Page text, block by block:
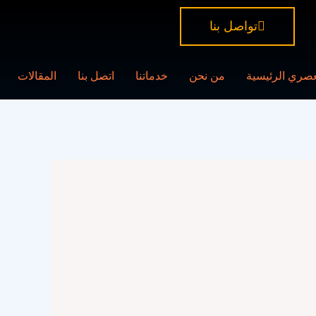
تواصل بنا
الرئيسية من نحن خدماتنا اتصل بنا المقالات